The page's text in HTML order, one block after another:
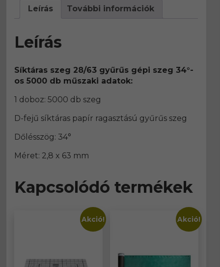
5000Leírás További információk
Leírás
Síktáras szeg 28/63 gyűrűs gépi szeg 34°-
os 5000 db műszaki adatok:
1 doboz: 5000 db szeg
D-fejű síktáras papír ragasztású gyűrűs szeg
Dőlésszög: 34°
Méret: 2,8 x 63 mm
Kapcsolódó termékek
Akció! Akció!